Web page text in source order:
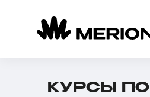
КУРСЫ ПО